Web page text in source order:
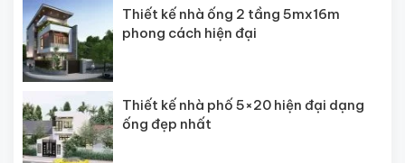
Thiết kế nhà ống 2 tầng 5mx16m
phong cách hiện đại
Thiết kế nhà phố 5×20 hiện đại dạng
ống đẹp nhất